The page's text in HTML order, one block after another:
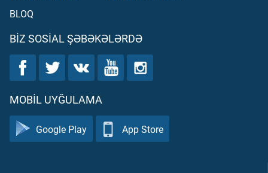
BLOQ
BIZ SOSIAL ŞƏBƏKƏLƏRDƏ
MOBIL UYĞULAMA
Google Play App Store